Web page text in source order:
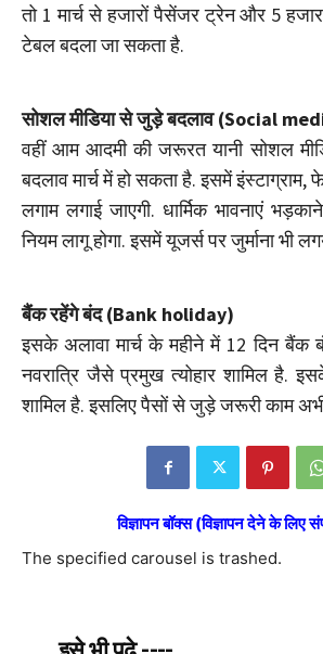
तो 1 मार्च से हजारों पैसेंजर ट्रेन और 5 हजार
टेबल बदला जा सकता है.
सोशल मीडिया से जुड़े बदलाव (Social
वहीं आम आदमी की जरूरत यानी सोशल
बदलाव मार्च में हो सकता है. इसमें
लगाम लगाई जाएगी. धार्मिक भावनाएं
नियम लागू होगा. इसमें यूजर्स पर जुर्माना भी
बैंक रहेंगे बंद (Bank holiday)
इसके अलावा मार्च के महीने में 12 दिन बैंक
नवरात्रि जैसे प्रमुख त्योहार शामिल है.
शामिल है. इसलिए पैसों से जुड़े जरूरी काम
विज्ञापन बॉक्स (विज्ञापन देने के लिए
The specified carousel is trashed.